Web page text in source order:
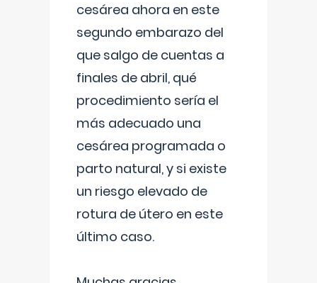
cesárea ahora en este
segundo embarazo del
que salgo de cuentas a
finales de abril, qué
procedimiento sería el
más adecuado una
cesárea programada o
parto natural, y si existe
un riesgo elevado de
rotura de útero en este
último caso.